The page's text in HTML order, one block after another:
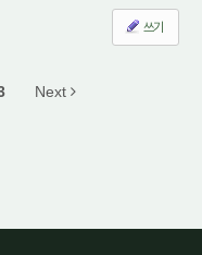
쓰기
Next